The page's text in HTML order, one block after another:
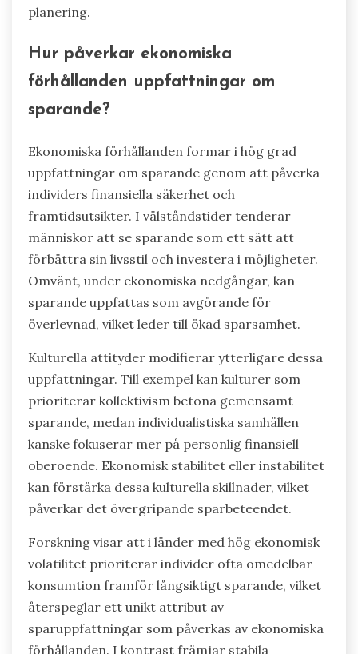
planering.
Hur påverkar ekonomiska
förhållanden uppfattningar om
sparande?
Ekonomiska förhållanden formar i hög grad
uppfattningar om sparande genom att påverka
individers finansiella säkerhet och
framtidsutsikter. I välståndstider tenderar
människor att se sparande som ett sätt att
förbättra sin livsstil och investera i möjligheter.
Omvänt, under ekonomiska nedgångar, kan
sparande uppfattas som avgörande för
överlevnad, vilket leder till ökad sparsamhet.
Kulturella attityder modifierar ytterligare dessa
uppfattningar. Till exempel kan kulturer som
prioriterar kollektivism betona gemensamt
sparande, medan individualistiska samhällen
kanske fokuserar mer på personlig finansiell
oberoende. Ekonomisk stabilitet eller instabilitet
kan förstärka dessa kulturella skillnader, vilket
påverkar det övergripande sparbeteendet.
Forskning visar att i länder med hög ekonomisk
volatilitet prioriterar individer ofta omedelbar
konsumtion framför långsiktigt sparande, vilket
återspeglar ett unikt attribut av
sparuppfattningar som påverkas av ekonomiska
förhållanden. I kontrast främjar stabila